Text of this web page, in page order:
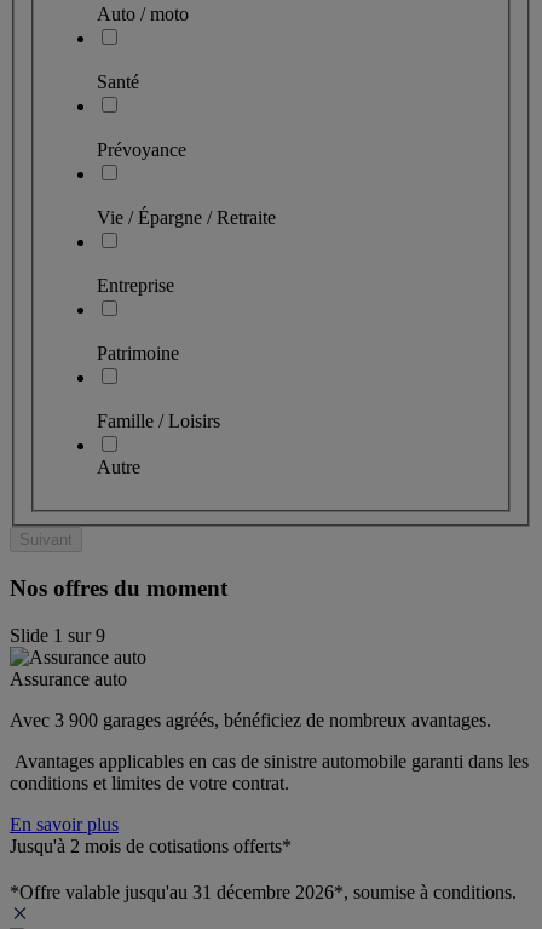
Auto / moto
Santé
Prévoyance
Vie / Épargne / Retraite
Entreprise
Patrimoine
Famille / Loisirs
Autre
Suivant
Nos offres du moment
Slide 1 sur9
Assurance auto
Avec 3 900 garages agréés, bénéficiez de nombreux avantages.
Avantages applicables en cas de sinistre automobile garanti dans les
conditions et limites de votre contrat.
En savoir plus
Jusqu'à 2 mois de cotisations offerts*
*Offre valable jusqu'au 31 décembre 2026*, soumise à conditions.